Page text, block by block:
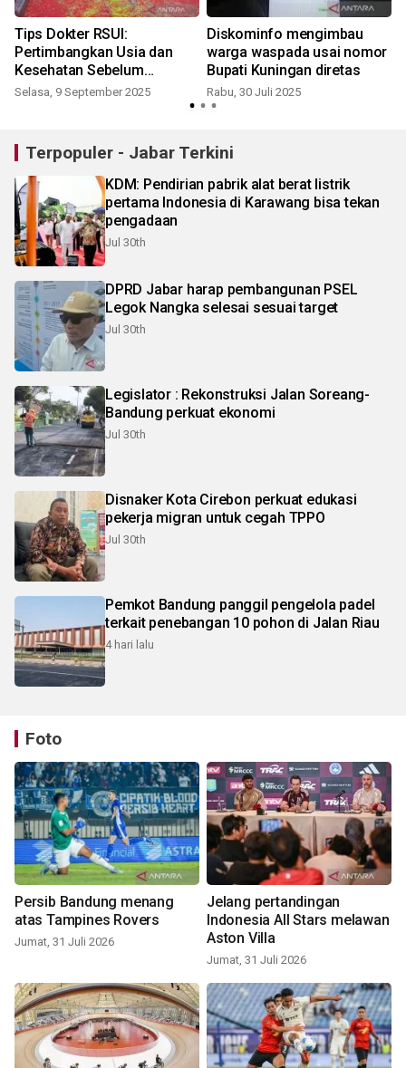
Tips Dokter RSUI:
Pertimbangkan Usia dan
Kesehatan Sebelum
Memulai Olahraga
Selasa, 9 September 2025
Diskominfo mengimbau
warga waspada usai nomor
Bupati Kuningan diretas
Rabu, 30 Juli 2025
Terpopuler - Jabar Terkini
KDM: Pendirian pabrik alat berat listrik
pertama Indonesia di Karawang bisa tekan
pengadaan
Jul 30th
DPRD Jabar harap pembangunan PSEL
Legok Nangka selesai sesuai target
Jul 30th
Legislator : Rekonstruksi Jalan Soreang-
Bandung perkuat ekonomi
Jul 30th
Disnaker Kota Cirebon perkuat edukasi
pekerja migran untuk cegah TPPO
Jul 30th
Pemkot Bandung panggil pengelola padel
terkait penebangan 10 pohon di Jalan Riau
4 hari lalu
Foto
Persib Bandung menang
atas Tampines Rovers
Jumat, 31 Juli 2026
Jelang pertandingan
Indonesia All Stars melawan
Aston Villa
Jumat, 31 Juli 2026